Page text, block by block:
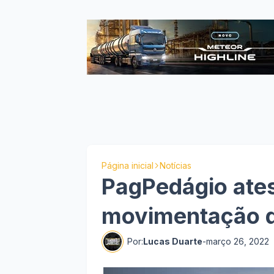
Página inicial Notícias
PagPedágio
movimentação
Por:Lucas Duarte-março 26, 2022